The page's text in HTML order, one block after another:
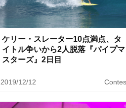
ケリー・スレーター10点満点、タ
イトル争いから2人脱落『パイプマ
スターズ』2日目
2019/12/12